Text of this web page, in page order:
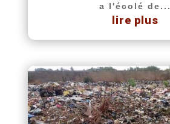
a l'écolé de...
lire plus